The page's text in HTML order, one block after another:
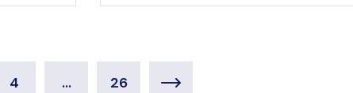
4 … 26